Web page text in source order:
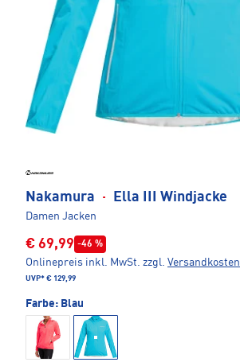
Nakamura · Ella III Windjacke
Damen Jacken
€ 69,99 -46 %
Onlinepreis inkl. MwSt. zzgl. Versandkosten
UVP* € 129,99
Farbe: Blau